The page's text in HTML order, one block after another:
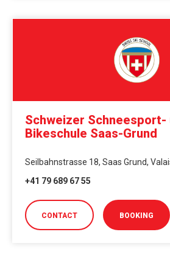
Schweizer Schneesport-
Bikeschule Saas-Grund
Seilbahnstrasse 18, Saas Grund,
+41 79 689 67 55
CONTACT BOOKING